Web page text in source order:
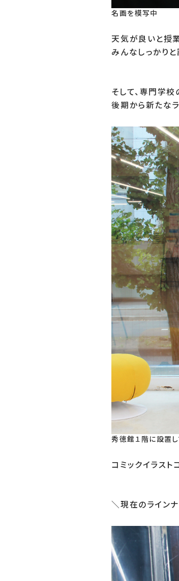
名画を模写中
天気が良いと授
みんなしっかり
そして、専門学
後期から新たな
秀徳館１階に設置
コミックイラス
＼現在のライン